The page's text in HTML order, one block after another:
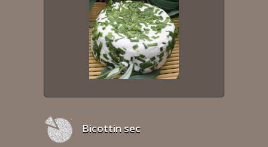
Bicottin sec